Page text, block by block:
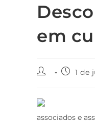
em
1 de
associados e